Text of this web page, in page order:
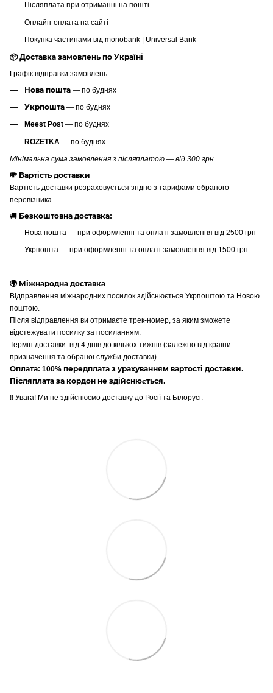
Післяплата при отриманні на пошті
Онлайн-оплата на сайті
Покупка частинами від monobank | Universal Bank
📦 Доставка замовлень по Україні
Графік відправки замовлень:
Нова пошта — по буднях
Укрпошта — по буднях
Meest Post — по буднях
ROZETKA — по буднях
Мінімальна сума замовлення з післяплатою — від 300 грн.
💸 Вартість доставки
Вартість доставки розраховується згідно з тарифами обраного
перевізника.
🚚 Безкоштовна доставка:
Нова пошта — при оформленні та оплаті замовлення від 2500 грн
Укрпошта — при оформленні та оплаті замовлення від 1500 грн
🌍 Міжнародна доставка
Відправлення міжнародних посилок здійснюється Укрпоштою та Новою
поштою.
Після відправлення ви отримаєте трек-номер, за яким зможете
відстежувати посилку за посиланням.
Термін доставки: від 4 днів до кількох тижнів (залежно від країни
призначення та обраної служби доставки).
Оплата: 100% передплата з урахуванням вартості доставки.
Післяплата за кордон не здійснюється.
‼️ Увага! Ми не здійснюємо доставку до Росії та Білорусі.